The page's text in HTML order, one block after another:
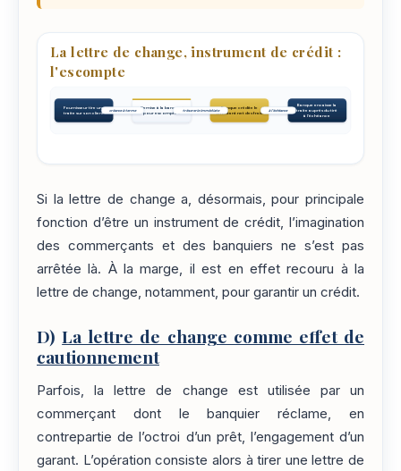
La lettre de change, instrument de crédit :
l'escompte
Fournisseur tire une
traite sur son client
Remise à la banque «
pour escompte »
Banque crédite le
montant net des frais
Banque encaisse la
traite auprès du tiré
à l'échéance
créance à terme trésorerie immédiate à l'échéance
Si la lettre de change a, désormais, pour principale
fonction d’être un instrument de crédit, l’imagination
des commerçants et des banquiers ne s’est pas
arrêtée là. À la marge, il est en effet recouru à la
lettre de change, notamment, pour garantir un crédit.
D)La lettre de change comme effet de
cautionnement
Parfois, la lettre de change est utilisée par un
commerçant dont le banquier réclame, en
contrepartie de l’octroi d’un prêt, l’engagement d’un
garant. L’opération consiste alors à tirer une lettre de